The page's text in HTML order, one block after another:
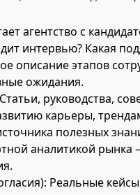
агентство с
интервью? Какая
описание этапов
ожидания.
руководства,
карьеры,
полезных
аналитикой
Реальные